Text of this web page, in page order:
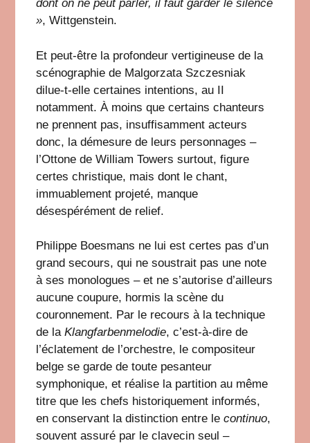
dont on ne peut parler, il faut garder le silence
», Wittgenstein.
Et peut-être la profondeur vertigineuse de la
scénographie de Malgorzata Szczesniak
dilue-t-elle certaines intentions, au II
notamment. À moins que certains chanteurs
ne prennent pas, insuffisamment acteurs
donc, la démesure de leurs personnages –
l’Ottone de William Towers surtout, figure
certes christique, mais dont le chant,
immuablement projeté, manque
désespérément de relief.
Philippe Boesmans ne lui est certes pas d’un
grand secours, qui ne soustrait pas une note
à ses monologues – et ne s’autorise d’ailleurs
aucune coupure, hormis la scène du
couronnement. Par le recours à la technique
de laKlangfarbenmelodie, c’est-à-dire de
l’éclatement de l’orchestre, le compositeur
belge se garde de toute pesanteur
symphonique, et réalise la partition au même
titre que les chefs historiquement informés,
en conservant la distinction entre lecontinuo,
souvent assuré par le clavecin seul –